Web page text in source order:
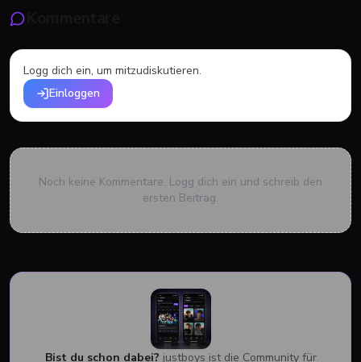
Logg dich ein, um mitzudiskutieren.
Einloggen
Noch keine Kommentare. Logg dich ein und schreib den
ersten Beitrag.
Bist du schon dabei? justboys ist die Community für